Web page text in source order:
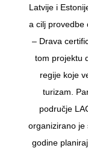
Latvije i
a cilj provedbe
– Drava
tom projektu
regije koje
turizam.
područje
organizirano je
godine